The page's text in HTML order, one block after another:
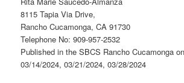
8115 Tapia Via Drive,
Rancho Cucamonga, CA 91730
Telephone No: 909-957-2532
Published in the SBCS Rancho Cucamonga
03/14/2024, 03/21/2024, 03/28/2024